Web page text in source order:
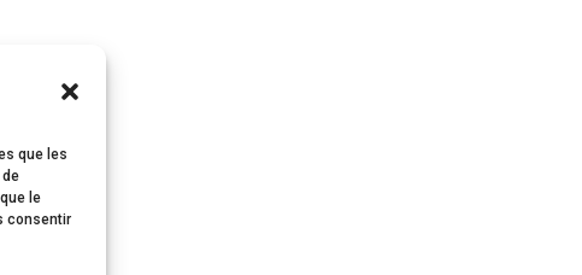
que les
le
consentir